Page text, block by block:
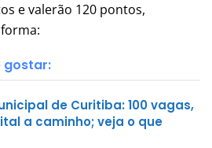
e valerão 120 pontos,
gostar:
de Curitiba: 100 vagas,
a caminho; veja o que